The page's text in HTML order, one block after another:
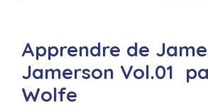
Apprendre de
Jamerson Vol.01
Wolfe